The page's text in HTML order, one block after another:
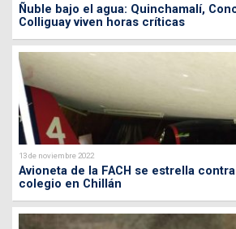
Ñuble bajo el agua: Quinchamalí,
Colliguay viven horas críticas
13 de noviembre 2022
Avioneta de la FACH se estrella
colegio en Chillán